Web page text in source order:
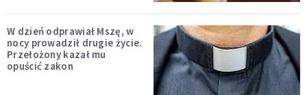
W dzień odprawiał Mszę, w
nocy prowadził drugie życie.
Przełożony kazał mu
opuścić zakon